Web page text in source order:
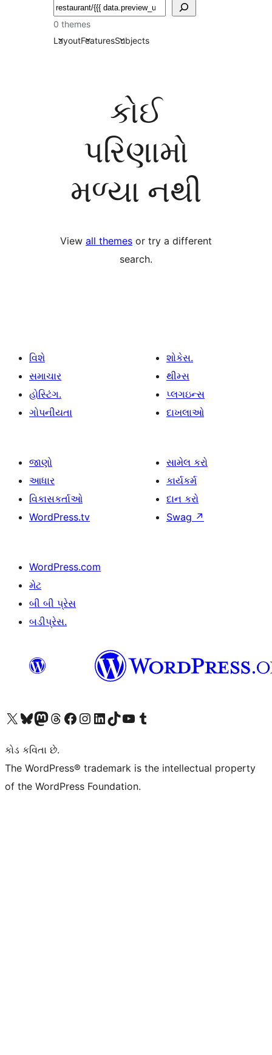
શોધો
0 themes
LayoutFeaturesSubjects
કોઈ
પરિણામો
મળ્યા નથી
View all themes or try a different
search.
વિશે
સમાચાર
હોસ્ટિંગ.
ગોપનીયતા
શોકેસ.
થીમ્સ
પ્લગઇન્સ
દાખલાઓ
જાણો
આધાર
વિકાસકર્તાઓ
WordPress.tv
સામેલ કરો
કાર્યકર્મ
દાન કરો
Swag ↗
WordPress.com
મેટ
બી બી પ્રેસ
બડીપ્રેસ.
અમારા X (અગાઉ ટ્વિટર) એકાઉન્ટની મુલાકાત લોઅમારા Bluesky એકાઉન્ટની મુલાકાત લોઅમારા માસ્ટોડોન એકાઉન્ટની મુલાકાત લોઅમારા Threads એકાઉન્ટની મુલાકાત લો અમારા ફેસબુક પેજની મુલાકાત લોઅમારા ઇન્સ્ટાગ્રામ એકાઉન્ટની મુલાકાત લો અમારા LinkedIn એકાઉન્ટની મુલાકાત લોઅમારા TikTok એકાઉન્ટની મુલાકાત લોઅમારી YouTube ચેનલની મુલાકાત લો અમારા Tumblr એકાઉન્ટની મુલાકાત લો
કોડ કવિતા છે.
The WordPress® trademark is the intellectual property
of the WordPress Foundation.